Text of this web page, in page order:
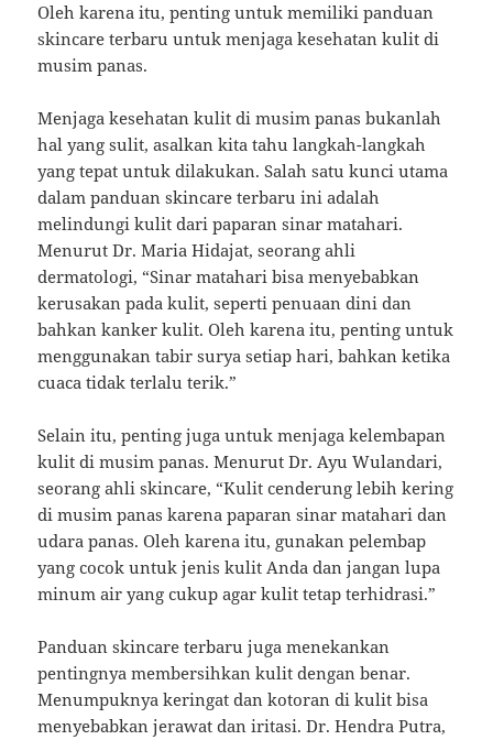
Oleh karena itu, penting untuk memiliki panduan
skincare terbaru untuk menjaga kesehatan kulit di
musim panas.
Menjaga kesehatan kulit di musim panas bukanlah
hal yang sulit, asalkan kita tahu langkah-langkah
yang tepat untuk dilakukan. Salah satu kunci utama
dalam panduan skincare terbaru ini adalah
melindungi kulit dari paparan sinar matahari.
Menurut Dr. Maria Hidajat, seorang ahli
dermatologi, “Sinar matahari bisa menyebabkan
kerusakan pada kulit, seperti penuaan dini dan
bahkan kanker kulit. Oleh karena itu, penting untuk
menggunakan tabir surya setiap hari, bahkan ketika
cuaca tidak terlalu terik.”
Selain itu, penting juga untuk menjaga kelembapan
kulit di musim panas. Menurut Dr. Ayu Wulandari,
seorang ahli skincare, “Kulit cenderung lebih kering
di musim panas karena paparan sinar matahari dan
udara panas. Oleh karena itu, gunakan pelembap
yang cocok untuk jenis kulit Anda dan jangan lupa
minum air yang cukup agar kulit tetap terhidrasi.”
Panduan skincare terbaru juga menekankan
pentingnya membersihkan kulit dengan benar.
Menumpuknya keringat dan kotoran di kulit bisa
menyebabkan jerawat dan iritasi. Dr. Hendra Putra,